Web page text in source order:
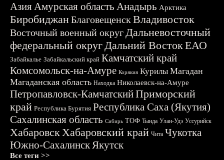
АзияАмурская область Анадырь Арктика
БиробиджанБлаговещенскВладивосток
Восточный военный округДальневосточный
федеральный округДальний ВостокЕАО
Забайкалье Забайкальский край Камчатский край
Комсомольск-на-Амуре Корякия Курилы Магадан
Магаданская область Находка Николаевск-на-Амуре
Петропавловск-КамчатскийПриморский
край Республика Бурятия Республика Саха (Якутия)
Сахалинская область Сибирь ТОФ Тында Улан-Удэ Уссурийск
ХабаровскХабаровский край Чита Чукотка
Южно-СахалинскЯкутск
Все теги >>